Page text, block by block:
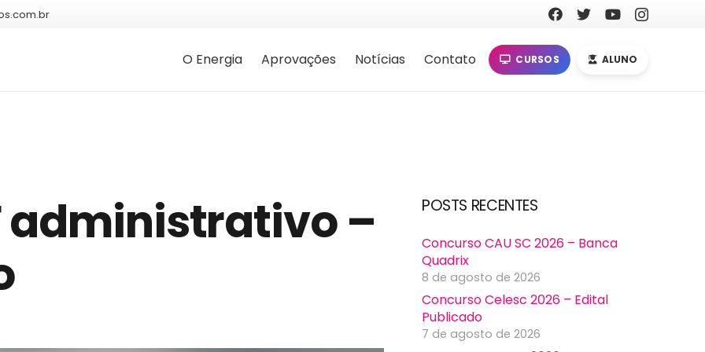
O Energia Aprovações Notícias Contato CURSOS ALUNO
administrativo –
POSTS RECENTES
Concurso CAU SC 2026 – Banca
Quadrix
8 de agosto de 2026
Concurso Celesc 2026 – Edital
Publicado
7 de agosto de 2026